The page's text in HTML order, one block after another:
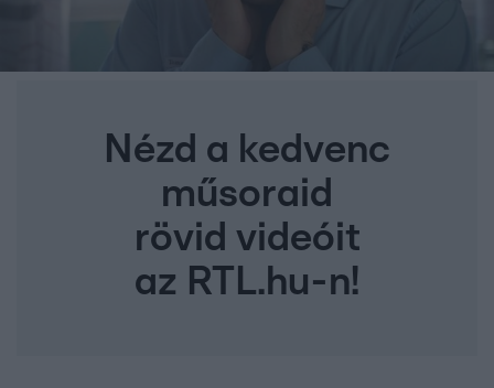
Nézd a kedvenc
műsoraid
rövid videóit
az RTL.hu-n!